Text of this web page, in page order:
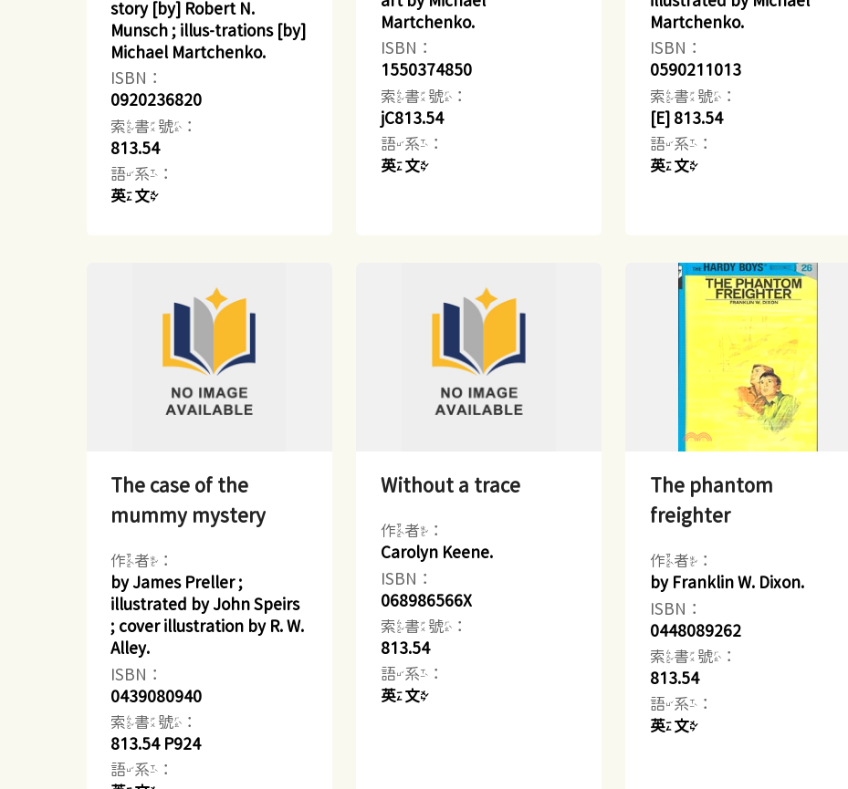
story [by] Robert N.
Munsch ; illus-trations [by]
Michael Martchenko.
ISBN：
0920236820
索書號：
813.54
語系：
英文
Martchenko.
ISBN：
1550374850
索書號：
jC813.54
語系：
英文
Martchenko.
ISBN：
0590211013
索書號：
[E] 813.54
語系：
英文
The case of the
mummy mystery
作者：
by James Preller ;
illustrated by John Speirs
; cover illustration by R. W.
Alley.
ISBN：
0439080940
索書號：
813.54 P924
語系：
Without a trace
作者：
Carolyn Keene.
ISBN：
068986566X
索書號：
813.54
語系：
英文
The phantom
freighter
作者：
by Franklin W. Dixon.
ISBN：
0448089262
索書號：
813.54
語系：
英文